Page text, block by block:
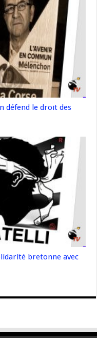
défend le droit des
bretonne avec